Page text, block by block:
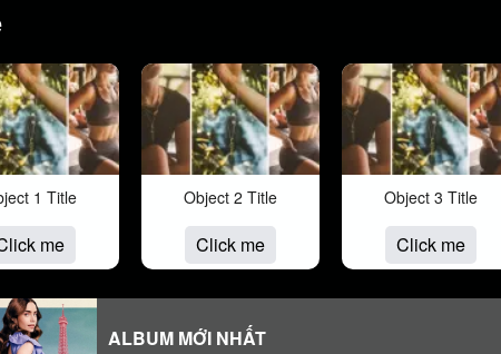
1 Title
me
Object 2 Title
Click me
Object 3 Title
Click me
ALBUM MỚI NHẤT